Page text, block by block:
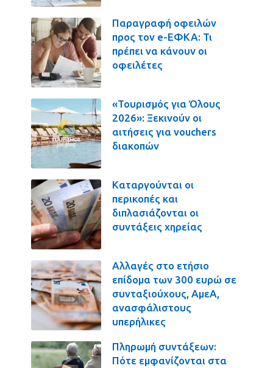
Παραγραφή οφειλών
προς τον e-ΕΦΚΑ: Τι
πρέπει να κάνουν οι
οφειλέτες
«Τουρισμός για Όλους
2026»: Ξεκινούν οι
αιτήσεις για vouchers
διακοπών
Καταργούνται οι
περικοπές και
διπλασιάζονται οι
συντάξεις χηρείας
Αλλαγές στο ετήσιο
επίδομα των 300 ευρώ σε
συνταξιούχους, ΑμεΑ,
ανασφάλιστους
υπερήλικες
Πληρωμή συντάξεων:
Πότε εμφανίζονται στα